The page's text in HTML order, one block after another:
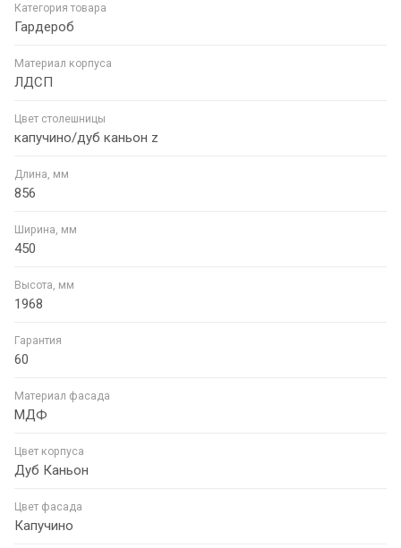
Категория товара
Гардероб
Материал корпуса
ЛДСП
Цвет столешницы
капучино/дуб каньон z
Длина, мм
856
Ширина, мм
450
Высота, мм
1968
Гарантия
60
Материал фасада
МДФ
Цвет корпуса
Дуб Каньон
Цвет фасада
Капучино